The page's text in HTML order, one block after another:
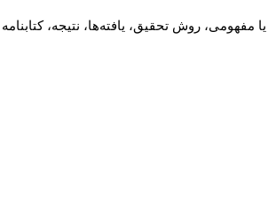
روش تحقیق، یافته‌ها، نتیجه،